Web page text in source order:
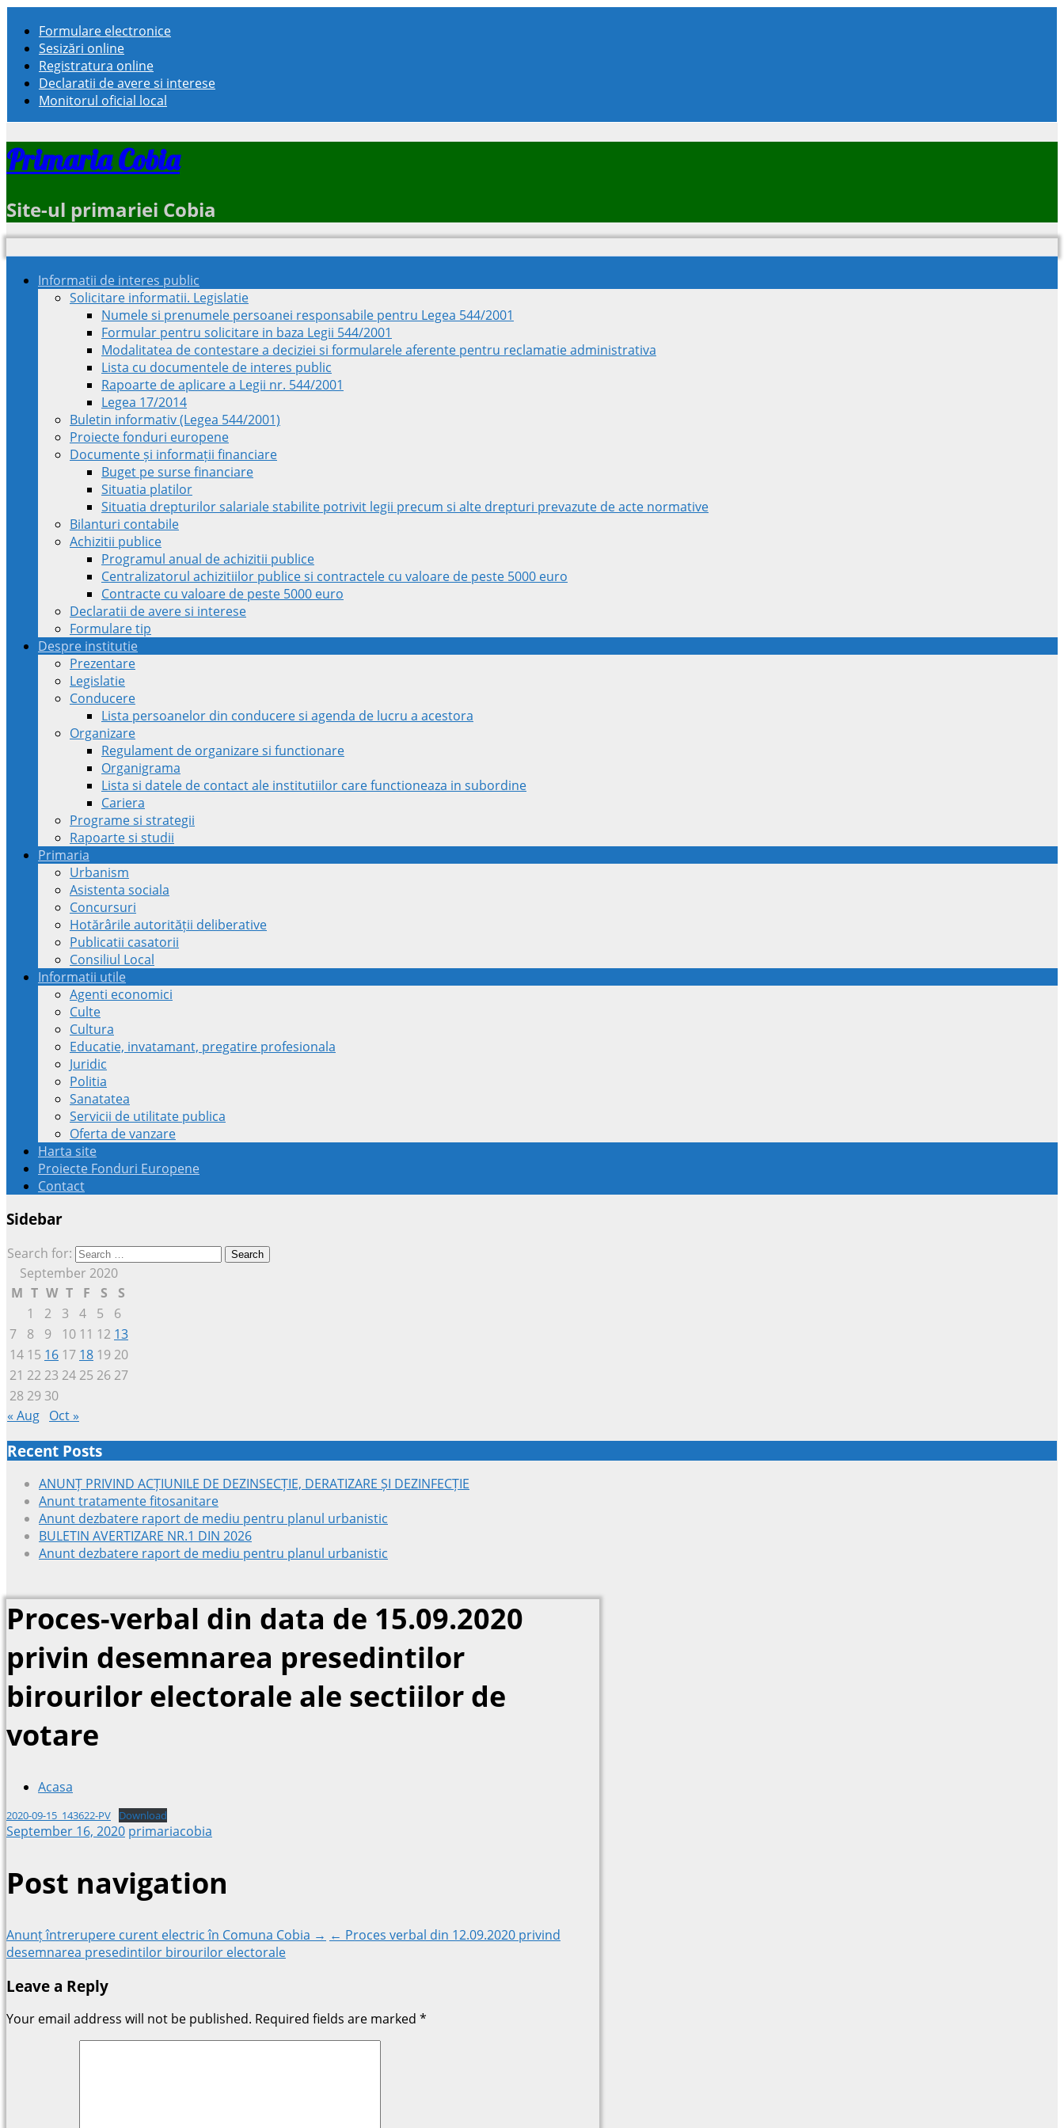
Formulare electronice
Sesizări online
Registratura online
Declaratii de avere si interese
Monitorul oficial local
Primaria Cobia
Site-ul primariei Cobia
Informatii de interes public
Solicitare informatii. Legislatie
Numele si prenumele persoanei responsabile pentru Legea 544/2001
Formular pentru solicitare in baza Legii 544/2001
Modalitatea de contestare a deciziei si formularele aferente pentru reclamatie administrativa
Lista cu documentele de interes public
Rapoarte de aplicare a Legii nr. 544/2001
Legea 17/2014
Buletin informativ (Legea 544/2001)
Proiecte fonduri europene
Documente și informații financiare
Buget pe surse financiare
Situatia platilor
Situatia drepturilor salariale stabilite potrivit legii precum si alte drepturi prevazute de acte normative
Bilanturi contabile
Achizitii publice
Programul anual de achizitii publice
Centralizatorul achizitiilor publice si contractele cu valoare de peste 5000 euro
Contracte cu valoare de peste 5000 euro
Declaratii de avere si interese
Formulare tip
Despre institutie
Prezentare
Legislatie
Conducere
Lista persoanelor din conducere si agenda de lucru a acestora
Organizare
Regulament de organizare si functionare
Organigrama
Lista si datele de contact ale institutiilor care functioneaza in subordine
Cariera
Programe si strategii
Rapoarte si studii
Primaria
Urbanism
Asistenta sociala
Concursuri
Hotărârile autorității deliberative
Publicatii casatorii
Consiliul Local
Informatii utile
Agenti economici
Culte
Cultura
Educatie, invatamant, pregatire profesionala
Juridic
Politia
Sanatatea
Servicii de utilitate publica
Oferta de vanzare
Harta site
Proiecte Fonduri Europene
Contact
Sidebar
Search for:
September 2020
M T W T F S
S
1
2 3 4 5
6
7
8 9 10 11 12 13
14 15 16 17 18 19 20
21 22 23 24 25 26 27
28 29 30
« Aug Oct »
Recent Posts
ANUNȚ PRIVIND ACȚIUNILE DE DEZINSECȚIE, DERATIZARE ȘI DEZINFECȚIE
Anunt tratamente fitosanitare
Anunt dezbatere raport de mediu pentru planul urbanistic
BULETIN AVERTIZARE NR.1 DIN 2026
Anunt dezbatere raport de mediu pentru planul urbanistic
Proces-verbal din data de 15.09.2020
privin desemnarea presedintilor
birourilor electorale ale sectiilor de
votare
Acasa
2020-09-15_143622-PV Download
September 16, 2020 primariacobia
Post navigation
Anunț întrerupere curent electric în Comuna Cobia → ← Proces verbal din 12.09.2020 privind
desemnarea presedintilor birourilor electorale
Leave a Reply
Your email address will not be published. Required fields are marked *